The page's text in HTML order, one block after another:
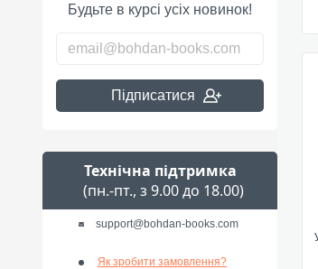
Будьте в курсі усіх новинок!
Підписатися
Технічна підтримка
(пн.-пт., з 9.00 до 18.00)
support@bohdan-books.com
Як зробити замовлення?